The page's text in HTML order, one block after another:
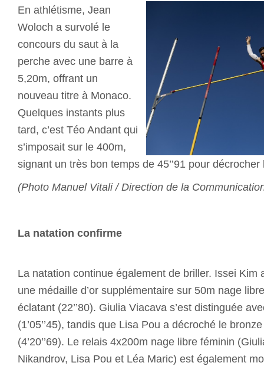
En athlétisme, Jean
Woloch a survolé le
concours du saut à la
perche avec une barre à
5,20m, offrant un
nouveau titre à Monaco.
Quelques instants plus
tard, c’est Téo Andant qui
s’imposait sur le 400m,
signant un très bon temps de 45’’91 pour décrocher
(Photo Manuel Vitali / Direction de la
La natation confirme
La natation continue également de briller. Issei Kim
une médaille d’or supplémentaire sur 50m nage
éclatant (22’’80). Giulia Viacava s’est distinguée
(1’05’’45), tandis que Lisa Pou a décroché le
(4’20’’69). Le relais 4x200m nage libre féminin
Nikandrov, Lisa Pou et Léa Maric) est également